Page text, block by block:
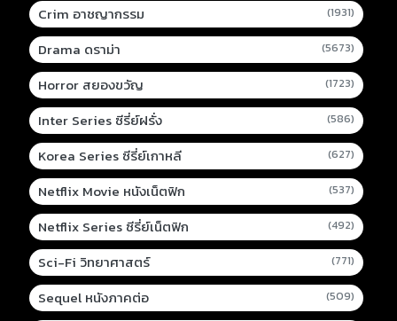
Crim อาชญากรรม (1931)
Drama ดราม่า (5673)
Horror สยองขวัญ (1723)
Inter Series ซีรี่ย์ฝรั่ง (586)
Korea Series ซีรี่ย์เกาหลี (627)
Netflix Movie หนังเน็ตฟิก (537)
Netflix Series ซีรี่ย์เน็ตฟิก (492)
Sci-Fi วิทยาศาสตร์ (771)
Sequel หนังภาคต่อ (509)